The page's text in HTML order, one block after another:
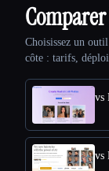
Choisissez un
côte : tarifs,
vs